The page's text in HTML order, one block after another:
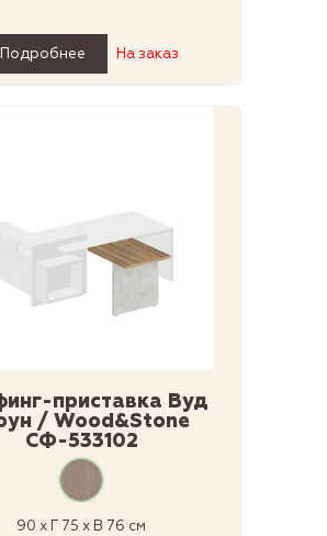
Подробнее На заказ
приставка Вуд
/ Wood&Stone
СФ-533102
90 x Г 75 x В 76 см